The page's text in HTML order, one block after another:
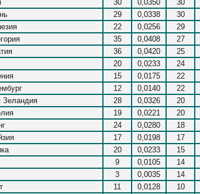
30 0,0350 30
29 0,0338 30
22 0,0256 29
35 0,0408 27
36 0,0420 25
20 0,0233 24
15 0,0175 22
12 0,0140 22
Зеландия
28 0,0326 20
19 0,0221 20
24 0,0280 18
17 0,0198 17
20 0,0233 15
9 0,0105 14
3 0,0035 14
11 0,0128 10